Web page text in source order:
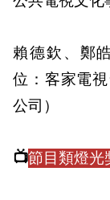
賴德欽、鄭
位：客家電
公司）
📺節目類燈光